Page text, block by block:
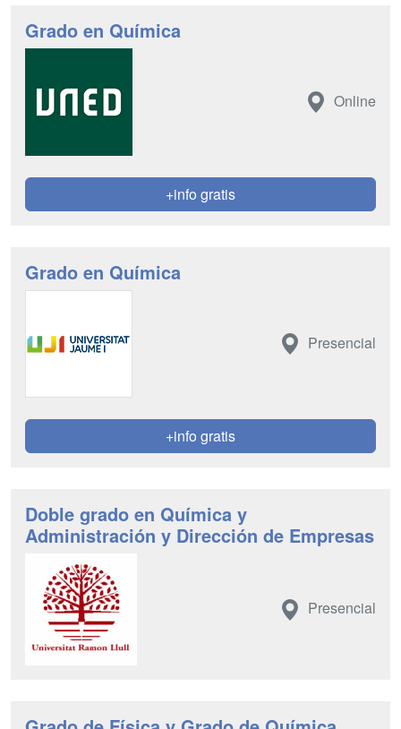
Grado en Química
Online
+info gratis
Grado en Química
Presencial
+info gratis
Doble grado en Química y
Administración y Dirección de Empresas
Presencial